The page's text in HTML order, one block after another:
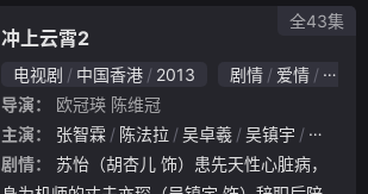
冲上云霄2
电视剧 中国香港 2013 剧情 爱情
香港
导演：
欧冠瑛 陈维冠
主演：
张智霖 陈法拉 吴卓羲 吴镇宇
胡杏儿
剧情：
全43集